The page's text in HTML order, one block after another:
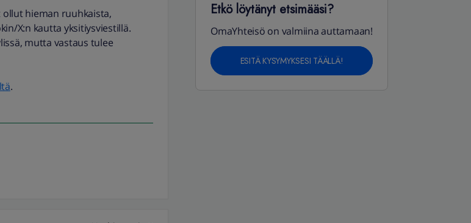
ollut hieman ruuhkaista,
X:n kautta yksitiysviestillä.
mutta vastaus tulee
.
Etkö löytänyt etsimääsi?
OmaYhteisö on valmiina auttamaan!
ESITÄ KYSYMYKSESI TÄÄLLÄ!